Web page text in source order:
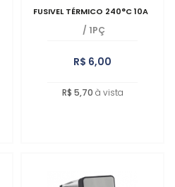
FUSIVEL TÉRMICO 240°C 10A
/ 1PÇ
R$ 6,00
R$ 5,70 à vista